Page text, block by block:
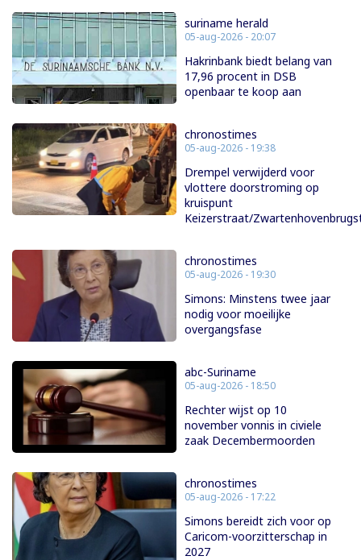
suriname herald
05-aug-2026 - 20:07
Hakrinbank biedt belang van
17,96 procent in DSB
openbaar te koop aan
chronostimes
05-aug-2026 - 19:38
Drempel verwijderd voor
vlottere doorstroming op
kruispunt
Keizerstraat/
chronostimes
05-aug-2026 - 19:30
Simons: Minstens twee jaar
nodig voor moeilijke
overgangsfase
abc-Suriname
05-aug-2026 - 18:50
Rechter wijst op 10
november vonnis in civiele
zaak Decembermoorden
chronostimes
05-aug-2026 - 17:22
Simons bereidt zich voor op
Caricom-voorzitterschap in
2027